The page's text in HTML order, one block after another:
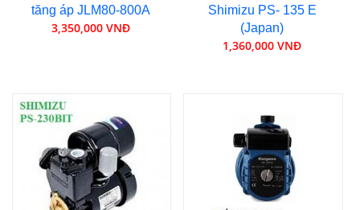
tăng áp JLM80-800A
3,350,000 VNĐ
Shimizu PS- 135 E
(Japan)
1,360,000 VNĐ